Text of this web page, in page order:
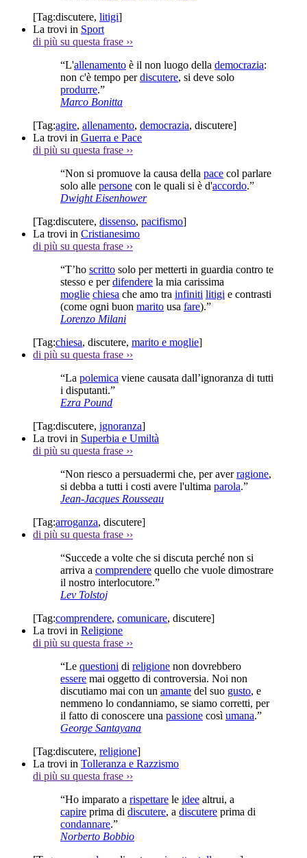
[Tag:discutere, litigi]
La trovi in Sport
di più su questa frase ››
“L'allenamento è il non luogo della democrazia:
non c'è tempo perdiscutere, si deve solo
produrre.”
Marco Bonitta
[Tag:agire, allenamento, democrazia, discutere]
La trovi in Guerra e Pace
di più su questa frase ››
“Non si promuove la causa della pace col parlare
solo alle persone con le quali si è d'accordo.”
Dwight Eisenhower
[Tag:discutere, dissenso, pacifismo]
La trovi in Cristianesimo
di più su questa frase ››
“T’ho scritto solo per metterti in guardia contro te
stesso e perdifendere la mia carissima
moglie chiesa che amo tra infiniti litigi e contrasti
(come ogni buon marito usa fare).”
Lorenzo Milani
[Tag:chiesa, discutere, marito e moglie]
di più su questa frase ››
“La polemica viene causata dall’ignoranza di tutti
i disputanti.”
Ezra Pound
[Tag:discutere, ignoranza]
La trovi in Superbia e Umiltà
di più su questa frase ››
“Non riesco a persuadermi che, per averragione,
si debba a tutti i costi avere l'ultima parola.”
Jean-Jacques Rousseau
[Tag:arroganza, discutere]
di più su questa frase ››
“Succede a volte che si discuta perché non si
arriva a comprendere quello che vuole dimostrare
il nostro interlocutore.”
Lev Tolstoj
[Tag:comprendere, comunicare, discutere]
La trovi in Religione
di più su questa frase ››
“Le questioni di religione non dovrebbero
essere mai oggetto di controversia. Noi non
discutiamo mai con un amante del suo gusto, e
nemmeno lo condanniamo, se siamo corretti, per
il fatto di conoscere una passione così umana.”
George Santayana
[Tag:discutere, religione]
La trovi in Tolleranza e Razzismo
di più su questa frase ››
“Ho imparato a rispettare le idee altrui, a
capire prima di discutere, a discutere prima di
condannare.”
Norberto Bobbio